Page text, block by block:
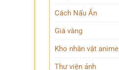
Cách Nấu Ăn
Giá vàng
Kho nhân vật anime
Thư viện ảnh